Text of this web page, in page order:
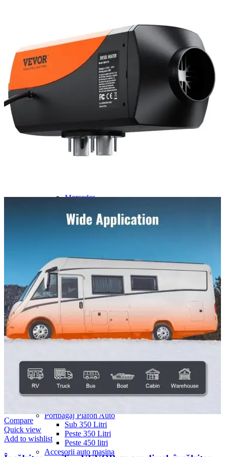
Navigatie Audi A3 8p
Navigatie Audi A4
Navigatie Audi A4 B6
Navigatie Audi A4 B7
Navigatie Audi A4 B8
Navigatie Audi A5
Navigatie Audi A6 C5
Navigatie Audi A6 C6
Navigatie Audi A6 C7
Navigatie Audi Q5
Navigație Ford Fiesta
Navigație Ford Focus 1
Navigație Ford Focus 2
Mercedes
Navigație Mercedes C Class W204
Navigație Mercedes W203
Passat
Navigație Passat B5
Navigație Passat B5 5
Navigație Passat B6
Navigație Passat B7
Navigație Passat B8
Navigație Passat CC
Skoda
Navigație Skoda Fabia 1
Navigație Skoda Fabia 2
Navigație Skoda Octavia 2
Navigație Skoda Octavia 3
Navigație Skoda Rapid
Navigație Skoda Superb 1
Navigație Skoda Superb 2
Portbagaj Plafon Auto
Sub 350 Litri
Peste 350 Litri
Peste 450 litri
Accesorii auto masina
Compare
Quick view
Add to wishlist